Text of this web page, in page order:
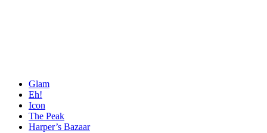
Glam
Eh!
Icon
The Peak
Harper’s Bazaar